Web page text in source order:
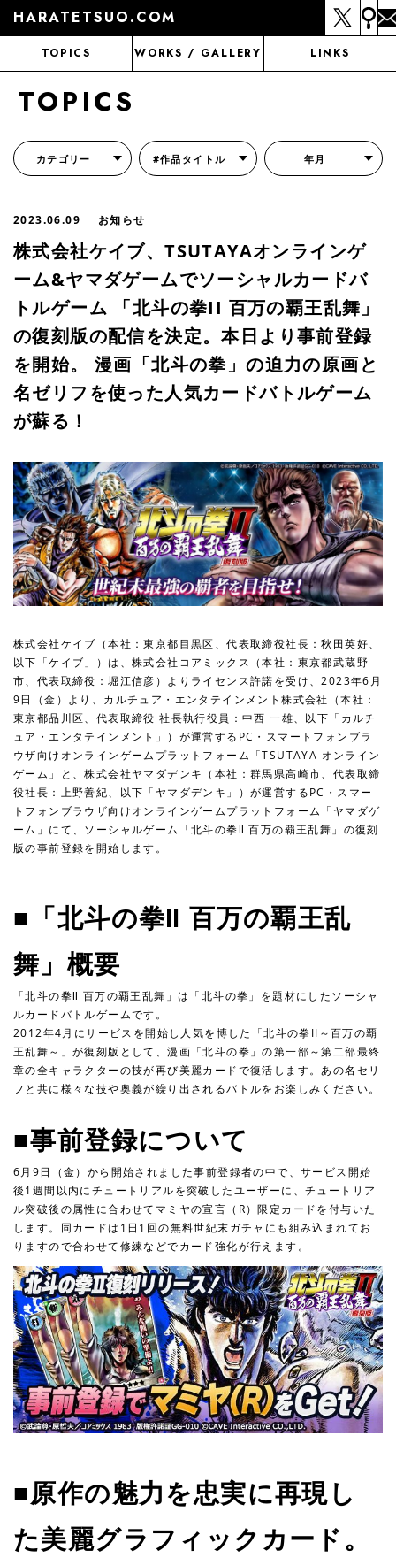
HARATETSUO.COM
TOPICS WORKS / GALLERY LINKS
TOPICS
カテゴリー #作品タイトル 年月
2023.06.09 お知らせ
株式会社ケイブ、TSUTAYAオンラインゲ
ーム&ヤマダゲームでソーシャルカードバ
トルゲーム 「北斗の拳II 百万の覇王乱舞」
の復刻版の配信を決定。本日より事前登録
を開始。 漫画「北斗の拳」の迫力の原画と
名ゼリフを使った人気カードバトルゲーム
が蘇る！
株式会社ケイブ（本社：東京都目黒区、代表取締役社長：秋田英好、
以下「ケイブ」）は、株式会社コアミックス（本社：東京都武蔵野
市、代表取締役：堀江信彦）よりライセンス許諾を受け、2023年6月
9日（金）より、カルチュア・エンタテインメント株式会社（本社：
東京都品川区、代表取締役 社長執行役員：中西 一雄、以下「カルチ
ュア・エンタテインメント」）が運営するPC・スマートフォンブラ
ウザ向けオンラインゲームプラットフォーム「TSUTAYA オンライン
ゲーム」と、株式会社ヤマダデンキ（本社：群馬県高崎市、代表取締
役社長：上野善紀、以下「ヤマダデンキ」）が運営するPC・スマー
トフォンブラウザ向けオンラインゲームプラットフォーム「ヤマダゲ
ーム」にて、ソーシャルゲーム「北斗の拳Ⅱ 百万の覇王乱舞」の復刻
版の事前登録を開始します。
■「北斗の拳Ⅱ 百万の覇王乱
舞」概要
「北斗の拳Ⅱ 百万の覇王乱舞」は「北斗の拳」を題材にしたソーシャ
ルカードバトルゲームです。
2012年4月にサービスを開始し人気を博した「北斗の拳II～百万の覇
王乱舞～」が復刻版として、漫画「北斗の拳」の第一部～第二部最終
章の全キャラクターの技が再び美麗カードで復活します。あの名セリ
フと共に様々な技や奥義が繰り出されるバトルをお楽しみください。
■事前登録について
6月9日（金）から開始されました事前登録者の中で、サービス開始
後1週間以内にチュートリアルを突破したユーザーに、チュートリア
ル突破後の属性に合わせてマミヤの宣言（R）限定カードを付与いた
します。同カードは1日1回の無料世紀末ガチャにも組み込まれてお
りますので合わせて修練などでカード強化が行えます。
■原作の魅力を忠実に再現し
た美麗グラフィックカード。